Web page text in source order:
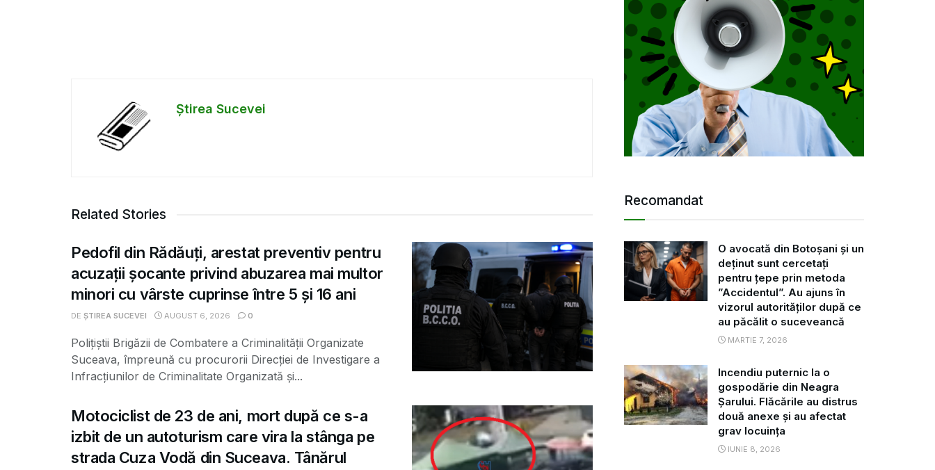
Știrea Sucevei
Related Stories
Pedofil din Rădăuți, arestat preventiv pentru
acuzații șocante privind abuzarea mai multor
minori cu vârste cuprinse între 5 și 16 ani
DE ȘTIREA SUCEVEI AUGUST 6, 2026 0
Polițiștii Brigăzii de Combatere a Criminalității Organizate
Suceava, împreună cu procurorii Direcției de Investigare a
Infracțiunilor de Criminalitate Organizată și...
Motociclist de 23 de ani, mort după ce s-a
izbit de un autoturism care vira la stânga pe
strada Cuza Vodă din Suceava. Tânărul
Recomandat
O avocată din Botoșani și un
deținut sunt cercetați
pentru țepe prin metoda
”Accidentul”. Au ajuns în
vizorul autorităților după ce
au păcălit o suceveancă
MARTIE 7, 2026
Incendiu puternic la o
gospodărie din Neagra
Șarului. Flăcările au distrus
două anexe și au afectat
grav locuința
IUNIE 8, 2026